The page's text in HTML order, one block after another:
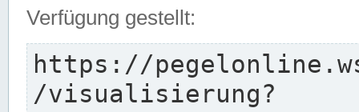
Verfügung gestellt:
https://
/visualisierung?